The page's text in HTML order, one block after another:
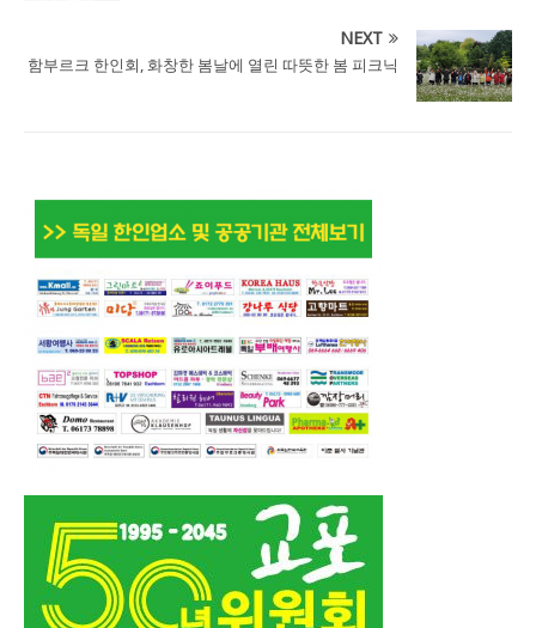
NEXT
함부르크 한인회, 화창한 봄날에 열린 따뜻한 봄 피크닉